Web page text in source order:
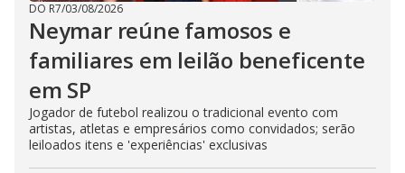
DO R7/03/08/2026
Neymar reúne famosos e
familiares em leilão beneficente
em SP
Jogador de futebol realizou o tradicional evento com
artistas, atletas e empresários como convidados; serão
leiloados itens e 'experiências' exclusivas